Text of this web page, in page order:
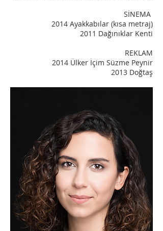
SİNEMA
2014 Ayakkabılar (kısa metraj)
2011 Dağınıklar Kenti
REKLAM
2014 Ülker İçim Süzme Peynir
2013 Doğtaş